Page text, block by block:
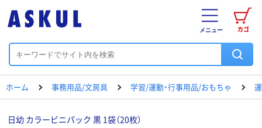
カゴ
メニュー
ホーム 事務用品/文房具 学習/運動・行事用品/おもちゃ
日幼 カラービニパック 黒 1袋（20枚）